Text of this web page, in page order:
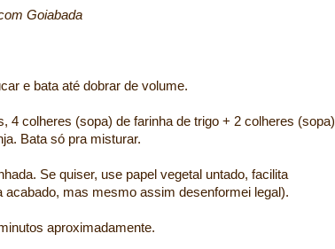
e bata até dobrar de volume.
4 colheres (sopa) de farinha de trigo + 2 colheres (sopa)
Bata só pra misturar.
Se quiser, use papel vegetal untado, facilita
acabado, mas mesmo assim desenformei legal).
aproximadamente.